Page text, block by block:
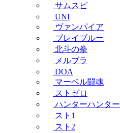
サムスピ
UNI
ヴァンパイア
ブレイブルー
北斗の拳
メルブラ
DOA
マーベル闘魂
ストゼロ
ハンターハンター
スト1
スト2